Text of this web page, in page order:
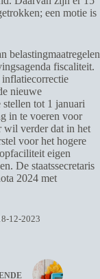
een motie is
belastingmaatregelen
fiscaliteit.
inflatiecorrectie
nieuwe
tot 1 januari
in te voeren voor
wil verder dat in het
voor het hogere
eigen
De staatssecretaris
2024 met
12-2023